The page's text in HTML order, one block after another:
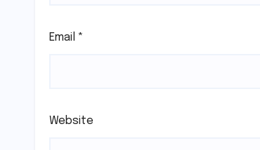
Email *
Website